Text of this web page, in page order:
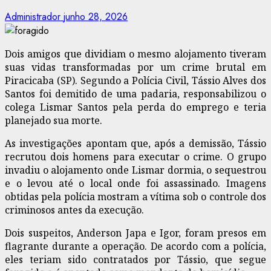
Administrador junho 28, 2026
Dois amigos que dividiam o mesmo alojamento tiveram
suas vidas transformadas por um crime brutal em
Piracicaba (SP). Segundo a Polícia Civil, Tássio Alves dos
Santos foi demitido de uma padaria, responsabilizou o
colega Lismar Santos pela perda do emprego e teria
planejado sua morte.
As investigações apontam que, após a demissão, Tássio
recrutou dois homens para executar o crime. O grupo
invadiu o alojamento onde Lismar dormia, o sequestrou
e o levou até o local onde foi assassinado. Imagens
obtidas pela polícia mostram a vítima sob o controle dos
criminosos antes da execução.
Dois suspeitos, Anderson Japa e Igor, foram presos em
flagrante durante a operação. De acordo com a polícia,
eles teriam sido contratados por Tássio, que segue